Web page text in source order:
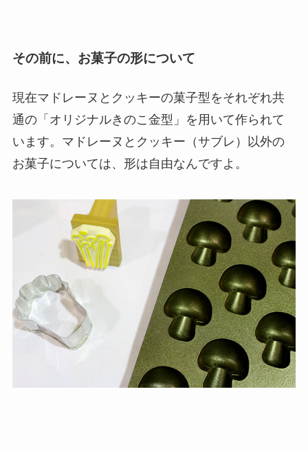
その前に、お菓子の形について
現在マドレーヌとクッキーの菓子型をそれぞれ共
通の「オリジナルきのこ金型」を用いて作られて
います。マドレーヌとクッキー（サブレ）以外の
お菓子については、形は自由なんですよ。